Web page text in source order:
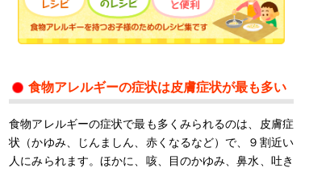
食物アレルギーの症状は皮膚症状が最も多い
食物アレルギーの症状で最も多くみられるのは、皮膚症
状（かゆみ、じんましん、赤くなるなど）で、９割近い
人にみられます。ほかに、咳、目のかゆみ、鼻水、吐き